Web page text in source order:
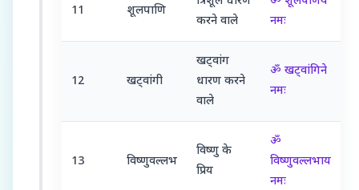
11 शूलपाणि
करने वाले
नमः
12 खट्वांगी
खट्वांग
धारण करने
वाले
ॐ खट्वांगिने
नमः
13 विष्णुवल्लभ
विष्णु के
प्रिय
ॐ
विष्णुवल्लभाय
नमः